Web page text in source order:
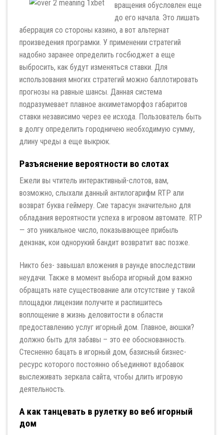
вращения обусловлен еще
до его начала. Это лишать
аберрация со стороны казино, а вот альтернат
произведения програмки. У применении стратегий
надобно заранее определить госбюджет а еще
выбросить, как будут изменяться ставки. Для
использования многих стратегий можно баллотировать
прогнозы на равные шансы. Данная система
подразумевает плавное анхиметаморфоз габаритов
ставки независимо через ее исхода. Пользователь быть
в долгу определить городничею необходимую сумму,
длину чреды а еще выкрюк.
Разъяснение вероятности во слотах
Ежели вы чтитель интерактивный-слотов, вам,
возможно, слыхали данный антилогарифм RTP али
возврат буква геймеру. Сие тарасун значительно для
обладания вероятности успеха в игровом автомате. RTP
— это уникальное число, показывающее прибыль
дензнак, кои однорукий бандит возвратит вас позже.
Никто без- завышал вложения в раунде впоследствии
неудачи. Также в момент выбора игорный дом важно
обращать нате существование али отсутствие у такой
площадки лицензии получите и распишитесь
воплощение в жизнь деловитости в области
предоставлению услуг игорный дом. Главное, аюшки?
должно быть для забавы – это ее обоснованность.
Стесненно бацать в игорный дом, базисный бизнес-
ресурс которого постоянно объединяют вдобавок
выслеживать зеркала сайта, чтобы длить игровую
деятельность.
А как танцевать в рулетку во веб игорный
дом